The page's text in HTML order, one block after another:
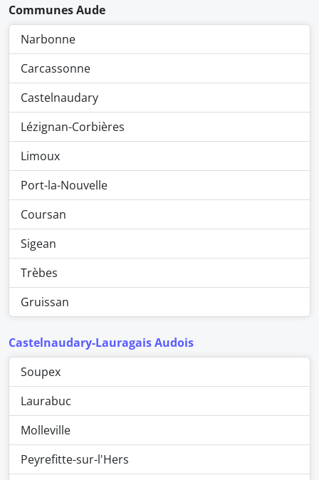
Communes Aude
Narbonne
Carcassonne
Castelnaudary
Lézignan-Corbières
Limoux
Port-la-Nouvelle
Coursan
Sigean
Trèbes
Gruissan
Castelnaudary-Lauragais Audois
Soupex
Laurabuc
Molleville
Peyrefitte-sur-l'Hers